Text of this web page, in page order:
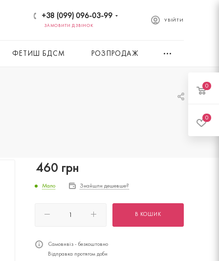
УВІЙТИ
+38 (099) 096-03-99
ЗАМОВИТИ ДЗВІНОК
ФЕТИШ БДСМ РОЗПРОДАЖ
460 грн
Мало Знайшли дешевше?
В КОШИК
Самовивіз - безкоштовно
Відправка протягом доби
0
0